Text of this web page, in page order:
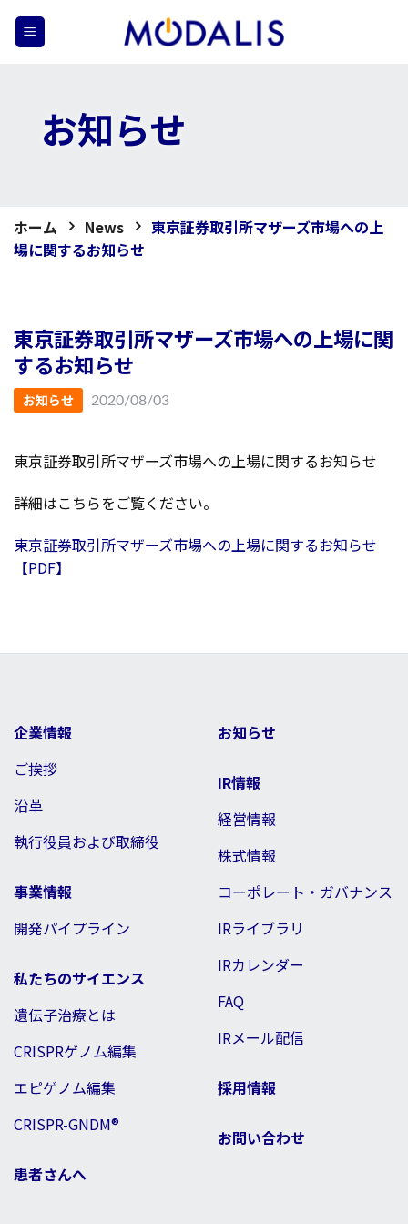
お知らせ
ホーム News
東京証券取引所マザーズ市場への上
場に関するお知らせ
東京証券取引所マザーズ市場への上場に関
するお知らせ
お知らせ 2020/08/03
東京証券取引所マザーズ市場への上場に関するお知らせ
詳細はこちらをご覧ください。
東京証券取引所マザーズ市場への上場に関するお知らせ
【PDF】
企業情報
ご挨拶
沿革
執行役員および取締役
事業情報
開発パイプライン
私たちのサイエンス
遺伝子治療とは
CRISPRゲノム編集
エピゲノム編集
CRISPR-GNDM®
患者さんへ
お知らせ
IR情報
経営情報
株式情報
コーポレート・ガバナンス
IRライブラリ
IRカレンダー
FAQ
IRメール配信
採用情報
お問い合わせ